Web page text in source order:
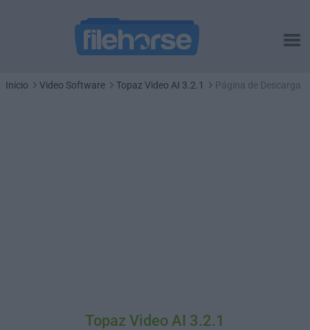
Inicio Video Software Topaz Video AI 3.2.1 Página de Descarga
Topaz Video AI 3.2.1